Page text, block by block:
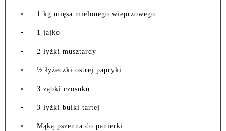
• 1 kg mięsa mielonego wieprzowego
• 1 jajko
• 2 łyżki musztardy
• ½ łyżeczki ostrej papryki
• 3 ząbki czosnku
• 3 łyżki bułki tartej
• Mąką pszenna do panierki